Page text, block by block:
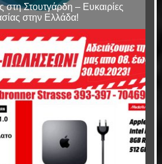
στη Στουτγάρδη – Ευκαιρίες
στην Ελλάδα!